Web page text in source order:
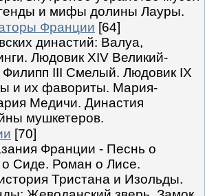
и мифы долины Лауры.
Франции [64]
династий: Валуа,
Людовик XIV Великий-
III Смелый. Людовик IX
и их фавориты. Мария-
Медичи. Династия
мушкетеров.
[70]
Франции - Песнь о
Сиде. Роман о Лисе.
Тристана и Изольды.